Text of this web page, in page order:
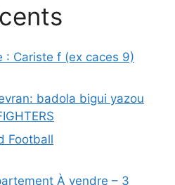
: Cariste f (ex caces 9)
badola bigui yazou
Football
À vendre – 3